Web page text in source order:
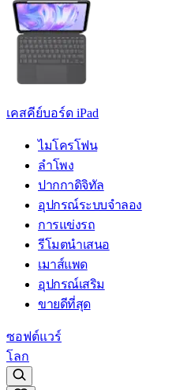
เคสคีย์บอร์ด iPad
ไมโครโฟน
ลำโพง
ปากกาดิจิทัล
อุปกรณ์ระบบจำลอง
การแข่งรถ
รีโมตนำเสนอ
เมาส์แพด
อุปกรณ์เสริม
ขายดีที่สุด
ซอฟต์แวร์
โลก